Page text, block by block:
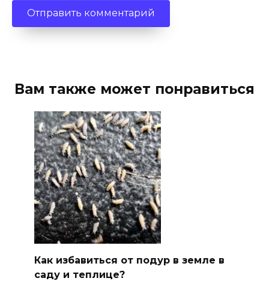
Вам также может понравиться
Как избавиться от подур в земле в
саду и теплице?